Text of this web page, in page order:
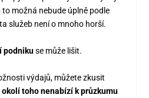
to možná nebude úplně podle
služeb není o mnoho horší.
podnikuse může lišit.
výdajů, můžete zkusit
toho nenabízí k průzkumu